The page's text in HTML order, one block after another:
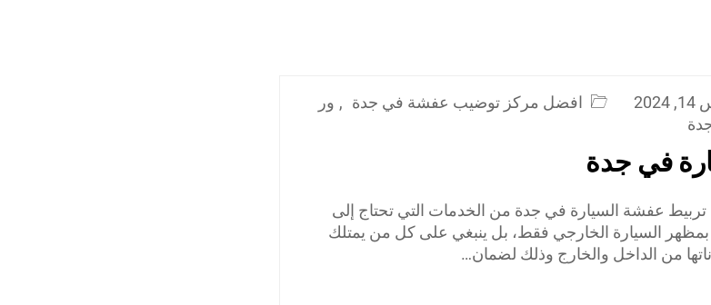
افضل مركز توضيب عفشة في جدة , ور
في جدة
عفشة السيارة في جدة من الخدمات التي تحتاج إلى
بمظهر السيارة الخارجي فقط، بل ينبغي على كل من يمتلك
من الداخل والخارج وذلك لضمان…